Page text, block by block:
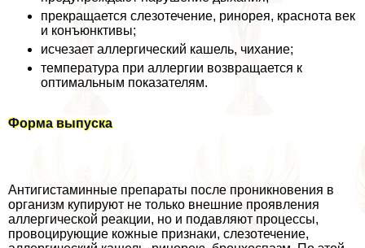
прекращается слезотечение, ринорея, краснота век
и конъюнктивы;
исчезает аллергический кашель, чихание;
температура при аллергии возвращается к
оптимальным показателям.
Форма выпуска
Антигистаминные препараты после проникновения в
организм купируют не только внешние проявления
аллергической реакции, но и подавляют процессы,
провоцирующие кожные признаки, слезотечение,